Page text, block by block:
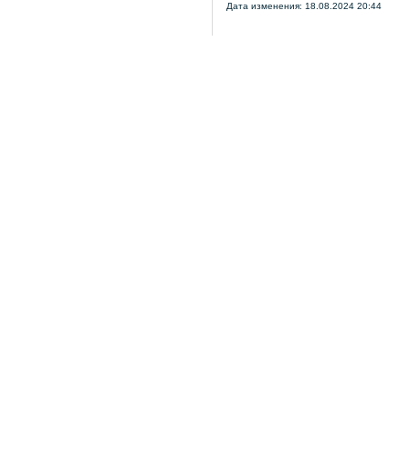
Дата изменения: 18.08.2024 20:44